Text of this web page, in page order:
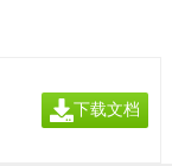
下载文档